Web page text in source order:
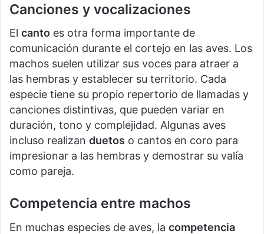
Canciones y vocalizaciones
El canto es otra forma importante de
comunicación durante el cortejo en las aves. Los
machos suelen utilizar sus voces para atraer a
las hembras y establecer su territorio. Cada
especie tiene su propio repertorio de llamadas y
canciones distintivas, que pueden variar en
duración, tono y complejidad. Algunas aves
incluso realizan duetos o cantos en coro para
impresionar a las hembras y demostrar su valía
como pareja.
Competencia entre machos
En muchas especies de aves, la competencia